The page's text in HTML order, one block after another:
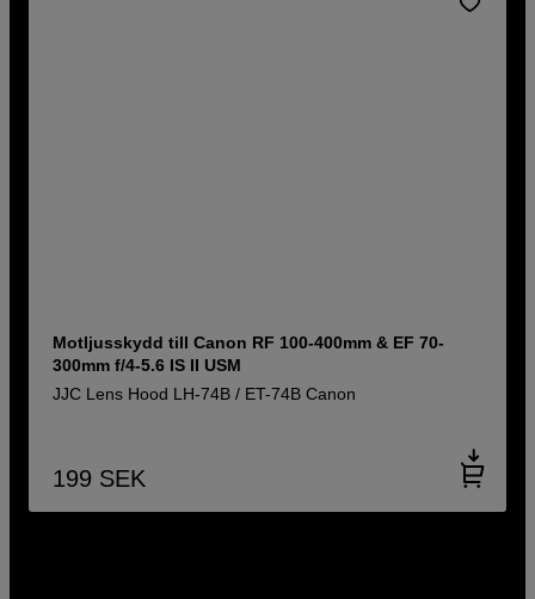
Motljusskydd till Canon RF 100-400mm & EF 70-
300mm f/4-5.6 IS II USM
JJC Lens Hood LH-74B / ET-74B Canon
199 SEK